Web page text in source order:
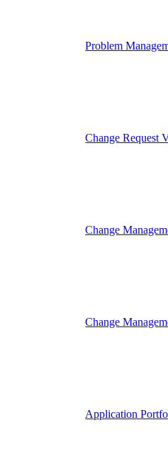
Problem
Change Request
Change
Change
Application